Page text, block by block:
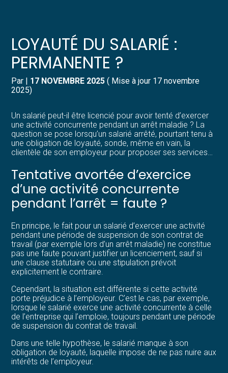
Gérer votre quotidien
Piloter votre entreprise
Construire votre patrimoine
Structurer votre croissance
Être prêt pour la facturation
électronique
Suivre votre comptabilité
Gérer vos ressources humaines
LOYAUTÉ DU SALARIÉ :
PERMANENTE ?
Par | 17 NOVEMBRE 2025 ( Mise à jour 17 novembre
2025)
Un salarié peut-il être licencié pour avoir tenté d’exercer
une activité concurrente pendant un arrêt maladie ? La
question se pose lorsqu’un salarié arrêté, pourtant tenu à
une obligation de loyauté, sonde, même en vain, la
clientèle de son employeur pour proposer ses services…
Tentative avortée d’exercice
d’une activité concurrente
pendant l’arrêt = faute ?
En principe, le fait pour un salarié d’exercer une activité
pendant une période de suspension de son contrat de
travail (par exemple lors d’un arrêt maladie) ne constitue
pas une faute pouvant justifier un licenciement, sauf si
une clause statutaire ou une stipulation prévoit
explicitement le contraire.
Cependant, la situation est différente si cette activité
porte préjudice à l’employeur. C’est le cas, par exemple,
lorsque le salarié exerce une activité concurrente à celle
de l’entreprise qui l’emploie, toujours pendant une période
de suspension du contrat de travail.
Dans une telle hypothèse, le salarié manque à son
obligation de loyauté, laquelle impose de ne pas nuire aux
intérêts de l’employeur.